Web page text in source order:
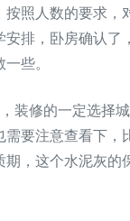
按照人数的要求，
安排，卧房确认了
些。
装修的一定选择
需要注意查看下，
期，这个水泥灰的